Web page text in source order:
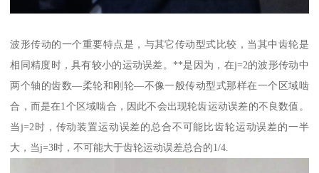
波形传动的一个重要特点是，与其它传动型式比较，当其中齿轮是
相同精度时，具有较小的运动误差。**是因为，在j=2的波形传动中
两个轴的齿数—柔轮和刚轮—不像一般传动型式那样在一个区域啮
合，而是在1个区域啮合，因此不会出现轮齿运动误差的不良数值。
当j=2时，传动装置运动误差的总合不可能比齿轮运动误差的一半
大，当j=3时，不可能大于齿轮运动误差总合的1/4.